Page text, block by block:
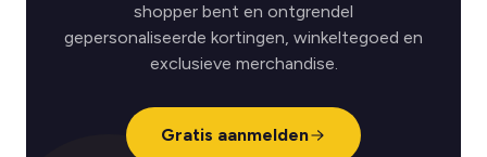
shopper bent en ontgrendel
gepersonaliseerde kortingen, winkeltegoed en
exclusieve merchandise.
Gratis aanmelden